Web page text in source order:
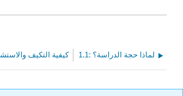
كيفية التكيف 1.1: لماذا حجة الدراسة؟